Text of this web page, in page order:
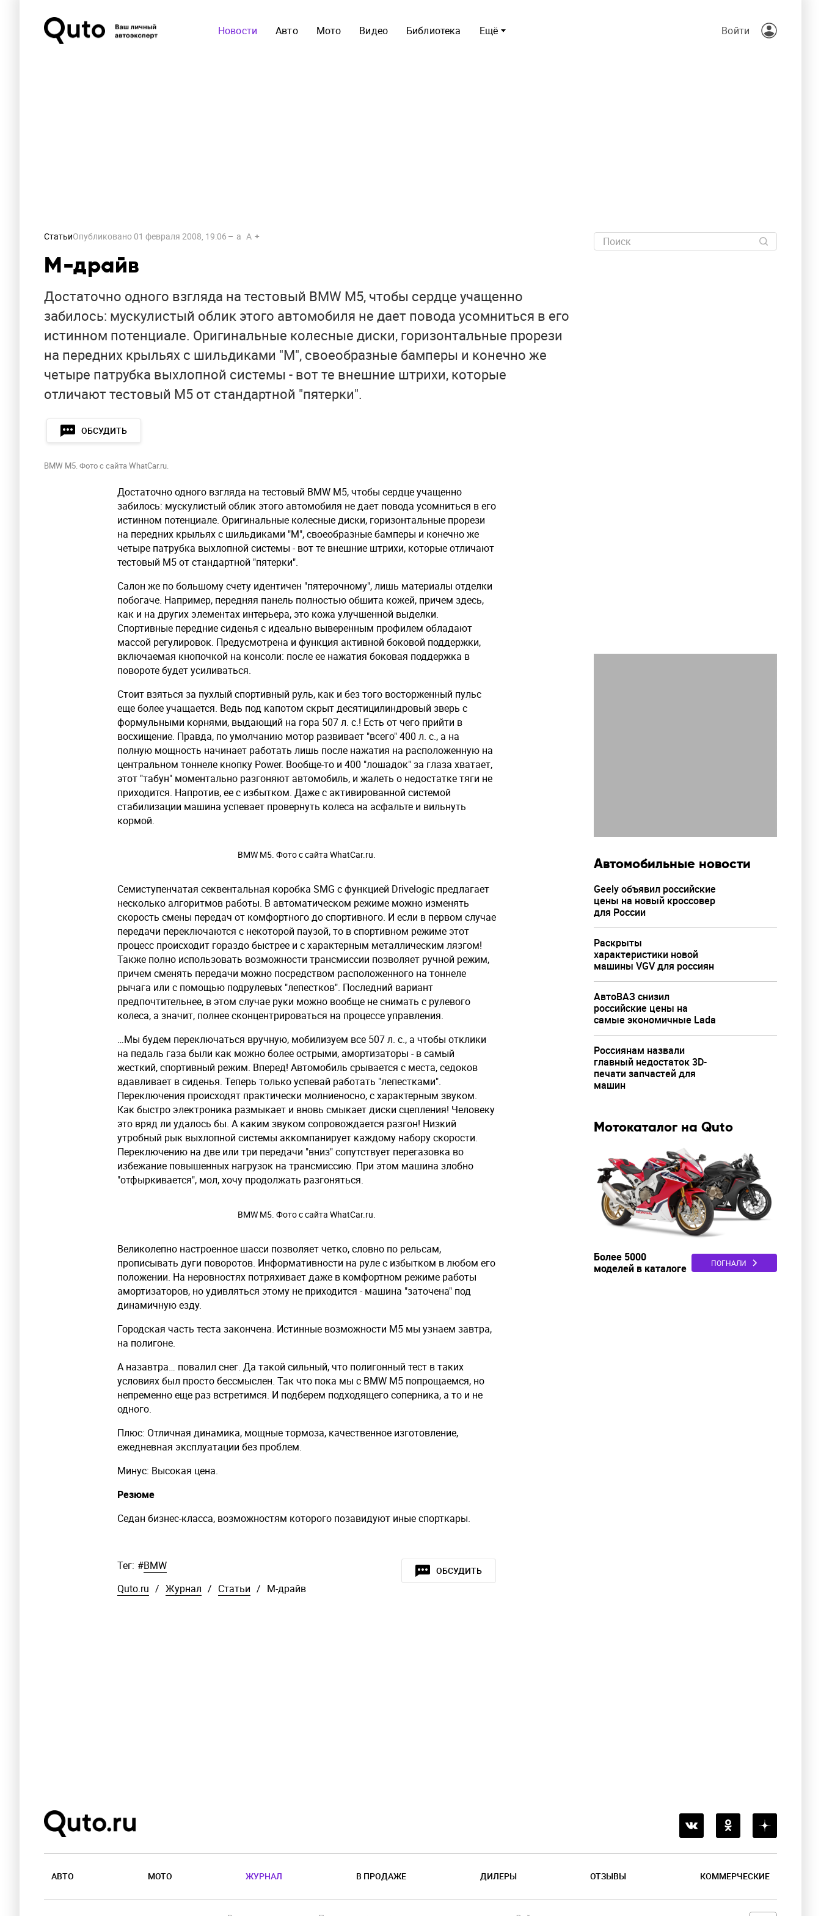
Ещё
Новости Авто Мото Видео Библиотека Войти
СтатьиОпубликовано 01 февраля 2008, 19:06 a A
М-драйв
Достаточно одного взгляда на тестовый BMW M5, чтобы сердце учащенно
забилось: мускулистый облик этого автомобиля не дает повода усомниться в его
истинном потенциале. Оригинальные колесные диски, горизонтальные прорези
на передних крыльях с шильдиками "М", своеобразные бамперы и конечно же
четыре патрубка выхлопной системы - вот те внешние штрихи, которые
отличают тестовый М5 от стандартной "пятерки".
ОБСУДИТЬ
BMW M5. Фото с сайта WhatCar.ru.
Достаточно одного взгляда на тестовый BMW M5, чтобы сердце учащенно
забилось: мускулистый облик этого автомобиля не дает повода усомниться в его
истинном потенциале. Оригинальные колесные диски, горизонтальные прорези
на передних крыльях с шильдиками "М", своеобразные бамперы и конечно же
четыре патрубка выхлопной системы - вот те внешние штрихи, которые отличают
тестовый М5 от стандартной "пятерки".
Салон же по большому счету идентичен "пятерочному", лишь материалы отделки
побогаче. Например, передняя панель полностью обшита кожей, причем здесь,
как и на других элементах интерьера, это кожа улучшенной выделки.
Спортивные передние сиденья с идеально выверенным профилем обладают
массой регулировок. Предусмотрена и функция активной боковой поддержки,
включаемая кнопочкой на консоли: после ее нажатия боковая поддержка в
повороте будет усиливаться.
Стоит взяться за пухлый спортивный руль, как и без того восторженный пульс
еще более учащается. Ведь под капотом скрыт десятицилиндровый зверь с
формульными корнями, выдающий на гора 507 л. с.! Есть от чего прийти в
восхищение. Правда, по умолчанию мотор развивает "всего" 400 л. с., а на
полную мощность начинает работать лишь после нажатия на расположенную на
центральном тоннеле кнопку Power. Вообще-то и 400 "лошадок" за глаза хватает,
этот "табун" моментально разгоняют автомобиль, и жалеть о недостатке тяги не
приходится. Напротив, ее с избытком. Даже с активированной системой
стабилизации машина успевает провернуть колеса на асфальте и вильнуть
кормой.
BMW M5. Фото с сайта WhatCar.ru.
Семиступенчатая секвентальная коробка SMG с функцией Drivelogic предлагает
несколько алгоритмов работы. В автоматическом режиме можно изменять
скорость смены передач от комфортного до спортивного. И если в первом случае
передачи переключаются с некоторой паузой, то в спортивном режиме этот
процесс происходит гораздо быстрее и с характерным металлическим лязгом!
Также полно использовать возможности трансмиссии позволяет ручной режим,
причем сменять передачи можно посредством расположенного на тоннеле
рычага или с помощью подрулевых "лепестков". Последний вариант
предпочтительнее, в этом случае руки можно вообще не снимать с рулевого
колеса, а значит, полнее сконцентрироваться на процессе управления.
…Мы будем переключаться вручную, мобилизуем все 507 л. с., а чтобы отклики
на педаль газа были как можно более острыми, амортизаторы - в самый
жесткий, спортивный режим. Вперед! Автомобиль срывается с места, седоков
вдавливает в сиденья. Теперь только успевай работать "лепестками".
Переключения происходят практически молниеносно, с характерным звуком.
Как быстро электроника размыкает и вновь смыкает диски сцепления! Человеку
это вряд ли удалось бы. А каким звуком сопровождается разгон! Низкий
утробный рык выхлопной системы аккомпанирует каждому набору скорости.
Переключению на две или три передачи "вниз" сопутствует перегазовка во
избежание повышенных нагрузок на трансмиссию. При этом машина злобно
"отфыркивается", мол, хочу продолжать разгоняться.
BMW M5. Фото с сайта WhatCar.ru.
Великолепно настроенное шасси позволяет четко, словно по рельсам,
прописывать дуги поворотов. Информативности на руле с избытком в любом его
положении. На неровностях потряхивает даже в комфортном режиме работы
амортизаторов, но удивляться этому не приходится - машина "заточена" под
динамичную езду.
Городская часть теста закончена. Истинные возможности М5 мы узнаем завтра,
на полигоне.
А назавтра… повалил снег. Да такой сильный, что полигонный тест в таких
условиях был просто бессмыслен. Так что пока мы с BMW M5 попрощаемся, но
непременно еще раз встретимся. И подберем подходящего соперника, а то и не
одного.
Плюс: Отличная динамика, мощные тормоза, качественное изготовление,
ежедневная эксплуатации без проблем.
Минус: Высокая цена.
Резюме
Седан бизнес-класса, возможностям которого позавидуют иные спорткары.
ОБСУДИТЬ
Тег: #BMW
Quto.ru / Журнал / Статьи / М-драйв
Автомобильные новости
Geely объявил российские
цены на новый кроссовер
для России
Раскрыты
характеристики новой
машины VGV для россиян
АвтоВАЗ снизил
российские цены на
самые экономичные Lada
Россиянам назвали
главный недостаток 3D-
печати запчастей для
машин
Мотокаталог на Quto
Более 5000
моделей в каталоге
ПОГНАЛИ
АВТО МОТО ЖУРНАЛ В ПРОДАЖЕ ДИЛЕРЫ ОТЗЫВЫ КОММЕРЧЕСКИЕ